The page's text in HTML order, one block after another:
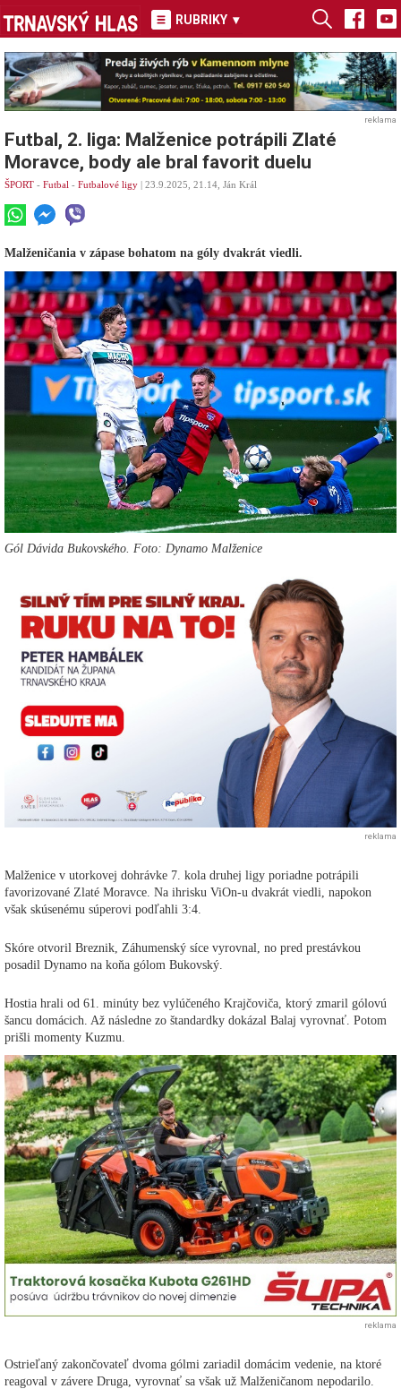
RUBRIKY ▾
reklama
Futbal, 2. liga: Malženice potrápili Zlaté
Moravce, body ale bral favorit duelu
ŠPORT - Futbal - Futbalové ligy | 23.9.2025, 21.14, Ján Král
Malženičania v zápase bohatom na góly dvakrát viedli.
Gól Dávida Bukovského. Foto: Dynamo Malženice
reklama
Malženice v utorkovej dohrávke 7. kola druhej ligy poriadne potrápili
favorizované Zlaté Moravce. Na ihrisku ViOn-u dvakrát viedli, napokon
však skúsenému súperovi podľahli 3:4.
Skóre otvoril Breznik, Záhumenský síce vyrovnal, no pred prestávkou
posadil Dynamo na koňa gólom Bukovský.
Hostia hrali od 61. minúty bez vylúčeného Krajčoviča, ktorý zmaril gólovú
šancu domácich. Až následne zo štandardky dokázal Balaj vyrovnať. Potom
prišli momenty Kuzmu.
reklama
Ostrieľaný zakončovateľ dvoma gólmi zariadil domácim vedenie, na ktoré
reagoval v závere Druga, vyrovnať sa však už Malženičanom nepodarilo.